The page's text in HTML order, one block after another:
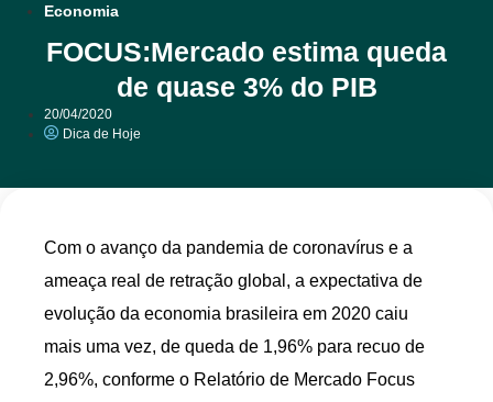
Economia
FOCUS:Mercado estima queda
de quase 3% do PIB
20/04/2020
Dica de Hoje
Com o avanço da pandemia de coronavírus e a
ameaça real de retração global, a expectativa de
evolução da economia brasileira em 2020 caiu
mais uma vez, de queda de 1,96% para recuo de
2,96%, conforme o Relatório de Mercado Focus